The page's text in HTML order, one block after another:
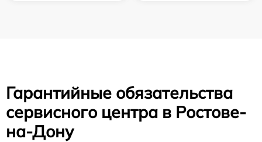
Гарантийные обязательства
сервисного центра в Ростове-
на-Дону